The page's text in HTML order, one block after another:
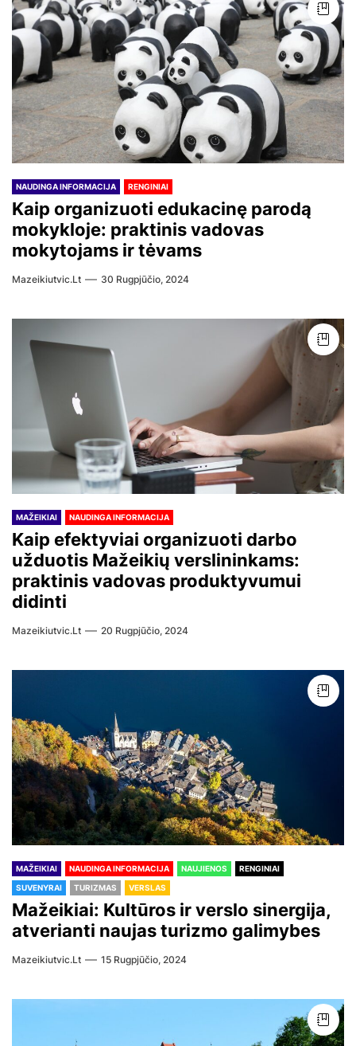
NAUDINGA INFORMACIJA RENGINIAI
Kaip organizuoti edukacinę parodą
mokykloje: praktinis vadovas
mokytojams ir tėvams
Mazeikiutvic.lt 30 Rugpjūčio, 2024
MAŽEIKIAI NAUDINGA INFORMACIJA
Kaip efektyviai organizuoti darbo
užduotis Mažeikių verslininkams:
praktinis vadovas produktyvumui
didinti
Mazeikiutvic.lt 20 Rugpjūčio, 2024
MAŽEIKIAI NAUDINGA INFORMACIJA NAUJIENOS
RENGINIAI
SUVENYRAI
TURIZMAS VERSLAS
Mažeikiai: Kultūros ir verslo sinergija,
atverianti naujas turizmo galimybes
Mazeikiutvic.lt 15 Rugpjūčio, 2024